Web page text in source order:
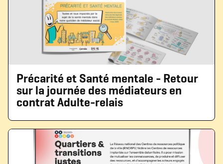
Précarité et Santé mentale - Retour
sur la journée des médiateurs en
contrat Adulte-relais